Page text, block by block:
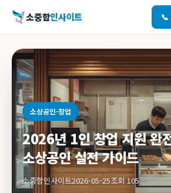
소중함인사이트
소상공인-창업
2026년 1인 창업 지원 완
소상공인 실전 가이드
소중함인사이트2026-05-25조회 105